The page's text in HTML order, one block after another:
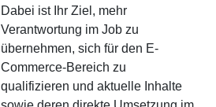
Dabei ist Ihr Ziel, mehr
Verantwortung im Job zu
übernehmen, sich für den E-
Commerce-Bereich zu
qualifizieren und aktuelle Inhalte